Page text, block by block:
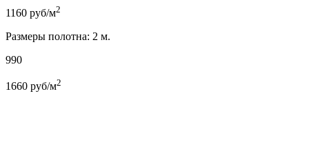
1160 руб/м2
Размеры полотна: 2 м.
990
1660 руб/м2